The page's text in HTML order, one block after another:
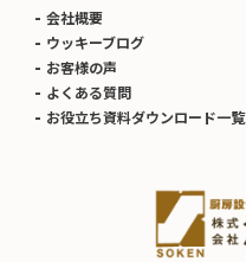
会社概要
ウッキーブログ
お客様の声
よくある質問
お役立ち資料ダウンロード一覧